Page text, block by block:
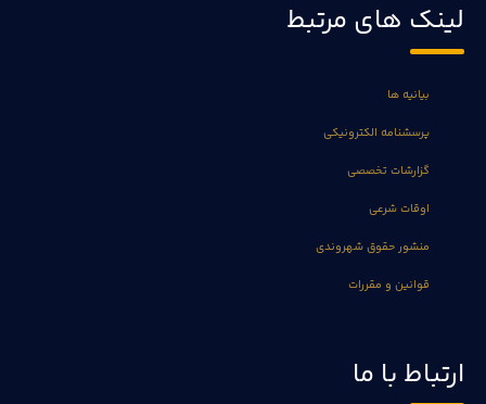
لینک های مرتبط
بیانیه ها
پرسشنامه الکترونیکی
گزارشات تخصصی
اوقات شرعی
منشور حقوق شهروندی
قوانین و مقررات
ارتباط با ما